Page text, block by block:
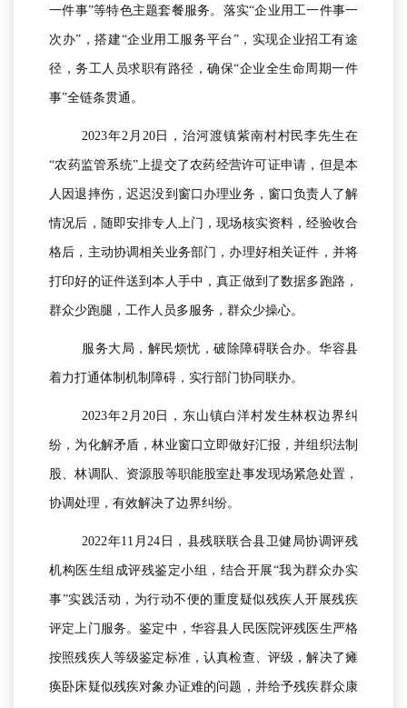
一件事”等特色主题套餐服务。落实“企业用工一件事一
次办”，搭建“企业用工服务平台”，实现企业招工有途
径，务工人员求职有路径，确保“企业全生命周期一件
事”全链条贯通。
2023年2月20日，治河渡镇紫南村村民李先生在
“农药监管系统”上提交了农药经营许可证申请，但是本
人因退摔伤，迟迟没到窗口办理业务，窗口负责人了解
情况后，随即安排专人上门，现场核实资料，经验收合
格后，主动协调相关业务部门，办理好相关证件，并将
打印好的证件送到本人手中，真正做到了数据多跑路，
群众少跑腿，工作人员多服务，群众少操心。
服务大局，解民烦忧，破除障碍联合办。华容县
着力打通体制机制障碍，实行部门协同联办。
2023年2月20日，东山镇白洋村发生林权边界纠
纷，为化解矛盾，林业窗口立即做好汇报，并组织法制
股、林调队、资源股等职能股室赴事发现场紧急处置，
协调处理，有效解决了边界纠纷。
2022年11月24日，县残联联合县卫健局协调评残
机构医生组成评残鉴定小组，结合开展“我为群众办实
事”实践活动，为行动不便的重度疑似残疾人开展残疾
评定上门服务。鉴定中，华容县人民医院评残医生严格
按照残疾人等级鉴定标准，认真检查、评级，解决了瘫
痪卧床疑似残疾对象办证难的问题，并给予残疾群众康